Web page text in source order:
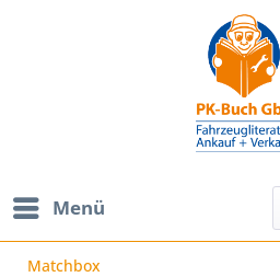
Menü
Matchbox